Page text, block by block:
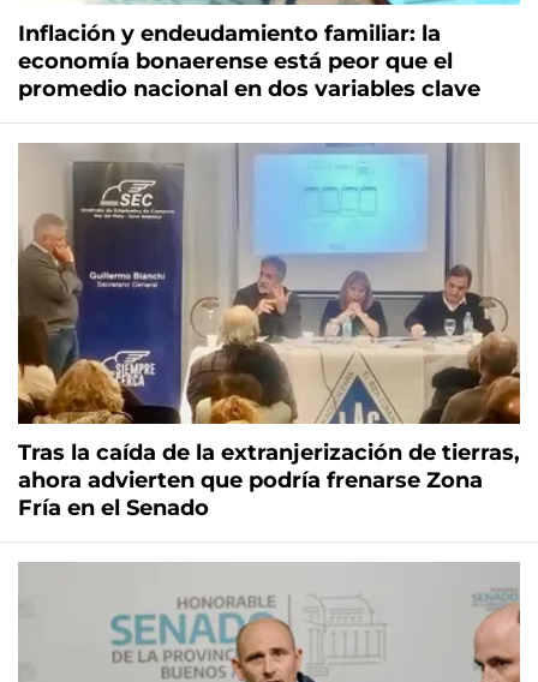
Inflación y endeudamiento familiar: la
economía bonaerense está peor que el
promedio nacional en dos variables clave
Tras la caída de la extranjerización de tierras,
ahora advierten que podría frenarse Zona
Fría en el Senado